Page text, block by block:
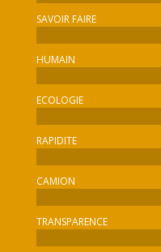
SAVOIR FAIRE
HUMAIN
ECOLOGIE
RAPIDITE
CAMION
TRANSPARENCE